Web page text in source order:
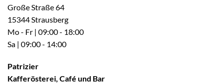
Große Straße 64
15344 Strausberg
Mo - Fr | 09:00 - 18:00
Sa | 09:00 - 14:00
Patrizier
Kafferösterei, Café und Bar